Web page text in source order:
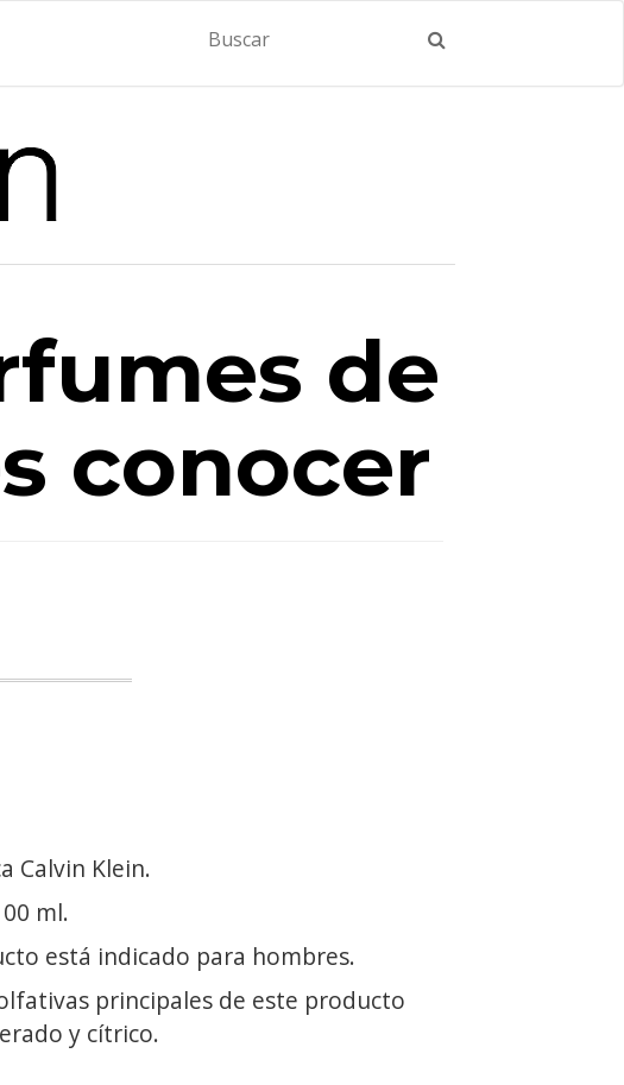
de
conocer
Calvin Klein.
ml.
está indicado para hombres.
principales de este producto
y cítrico.